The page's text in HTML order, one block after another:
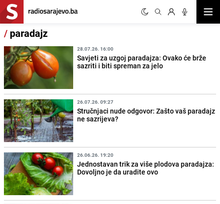
/ paradajz
28.07.26. 16:00
Savjeti za uzgoj paradajza: Ovako će brže
sazriti i biti spreman za jelo
26.07.26. 09:27
Stručnjaci nude odgovor: Zašto vaš paradajz
ne sazrijeva?
26.06.26. 19:20
Jednostavan trik za više plodova paradajza:
Dovoljno je da uradite ovo